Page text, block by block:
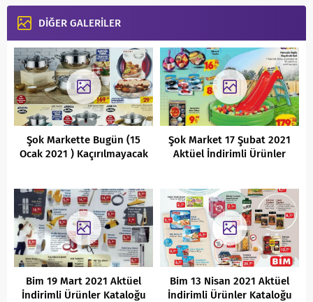
DİĞER GALERİLER
Şok Markette Bugün (15
Ocak 2021 ) Kaçırılmayacak
Şok Market 17 Şubat 2021
Aktüel İndirimli Ürünler
Bim 19 Mart 2021 Aktüel
İndirimli Ürünler Kataloğu
Bim 13 Nisan 2021 Aktüel
İndirimli Ürünler Kataloğu